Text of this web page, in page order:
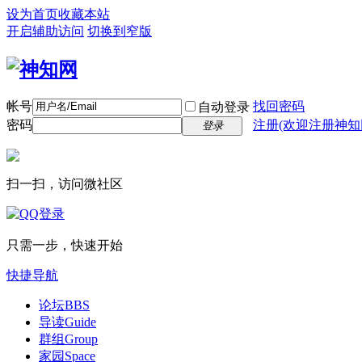
设为首页收藏本站
开启辅助访问 切换到窄版
帐号 自动登录 找回密码
密码
登录 注册(欢迎注册神
扫一扫，访问微社区
只需一步，快速开始
快捷导航
论坛BBS
导读Guide
群组Group
家园 Space